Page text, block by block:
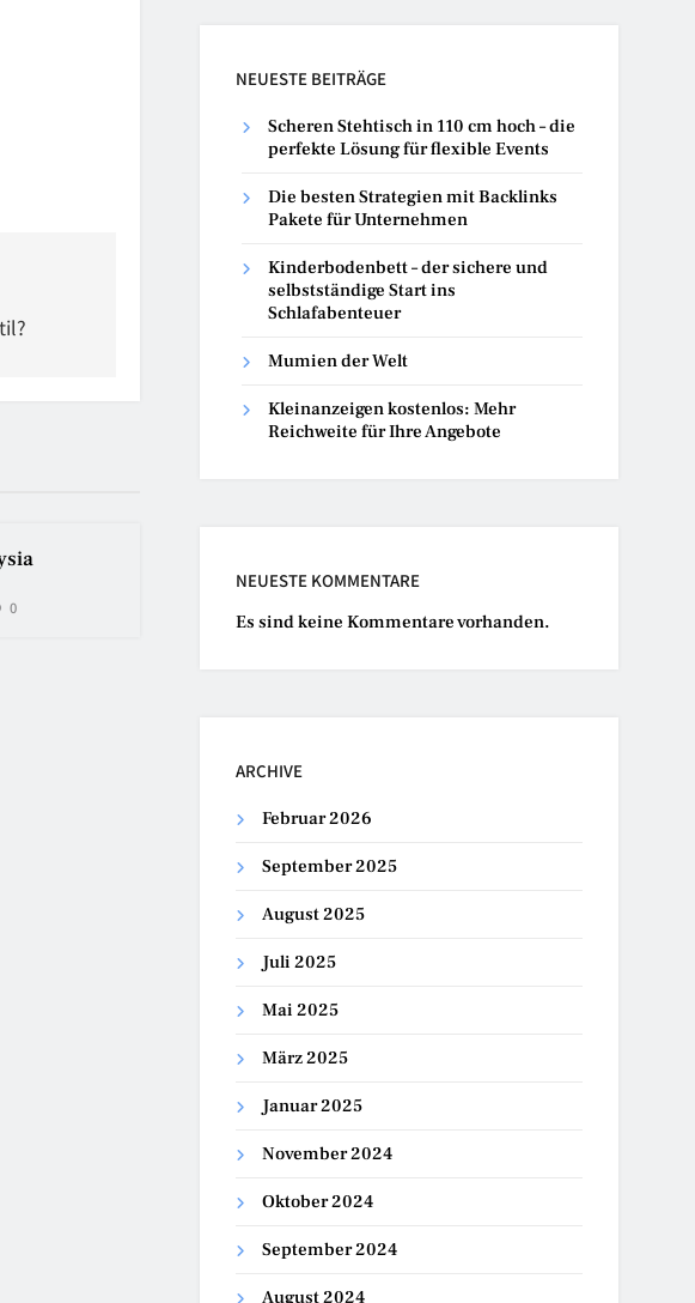
0
NEUESTE BEITRÄGE
Scheren Stehtisch in 110 cm hoch – die
perfekte Lösung für flexible Events
Die besten Strategien mit Backlinks
Pakete für Unternehmen
Kinderbodenbett – der sichere und
selbstständige Start ins
Schlafabenteuer
Mumien der Welt
Kleinanzeigen kostenlos: Mehr
Reichweite für Ihre Angebote
NEUESTE KOMMENTARE
Es sind keine Kommentare vorhanden.
ARCHIVE
Februar 2026
September 2025
August 2025
Juli 2025
Mai 2025
März 2025
Januar 2025
November 2024
Oktober 2024
September 2024
August 2024